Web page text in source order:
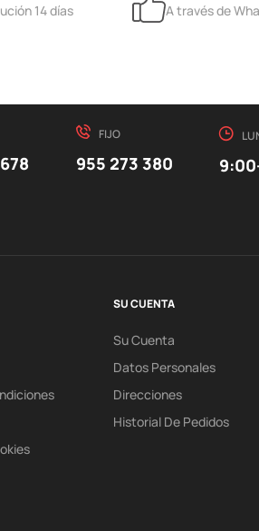
14 días A través de
FIJO
955 273 380
SU CUENTA
Su Cuenta
Datos Personales
Direcciones
Historial De Pedidos